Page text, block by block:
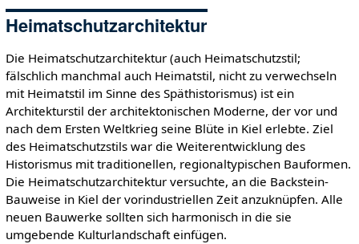
Heimatschutzarchitektur
Die Heimatschutzarchitektur (auch Heimatschutzstil;
fälschlich manchmal auch Heimatstil, nicht zu verwechseln
mit Heimatstil im Sinne des Späthistorismus) ist ein
Architekturstil der architektonischen Moderne, der vor und
nach dem Ersten Weltkrieg seine Blüte in Kiel erlebte. Ziel
des Heimatschutzstils war die Weiterentwicklung des
Historismus mit traditionellen, regionaltypischen Bauformen.
Die Heimatschutzarchitektur versuchte, an die Backstein-
Bauweise in Kiel der vorindustriellen Zeit anzuknüpfen. Alle
neuen Bauwerke sollten sich harmonisch in die sie
umgebende Kulturlandschaft einfügen.